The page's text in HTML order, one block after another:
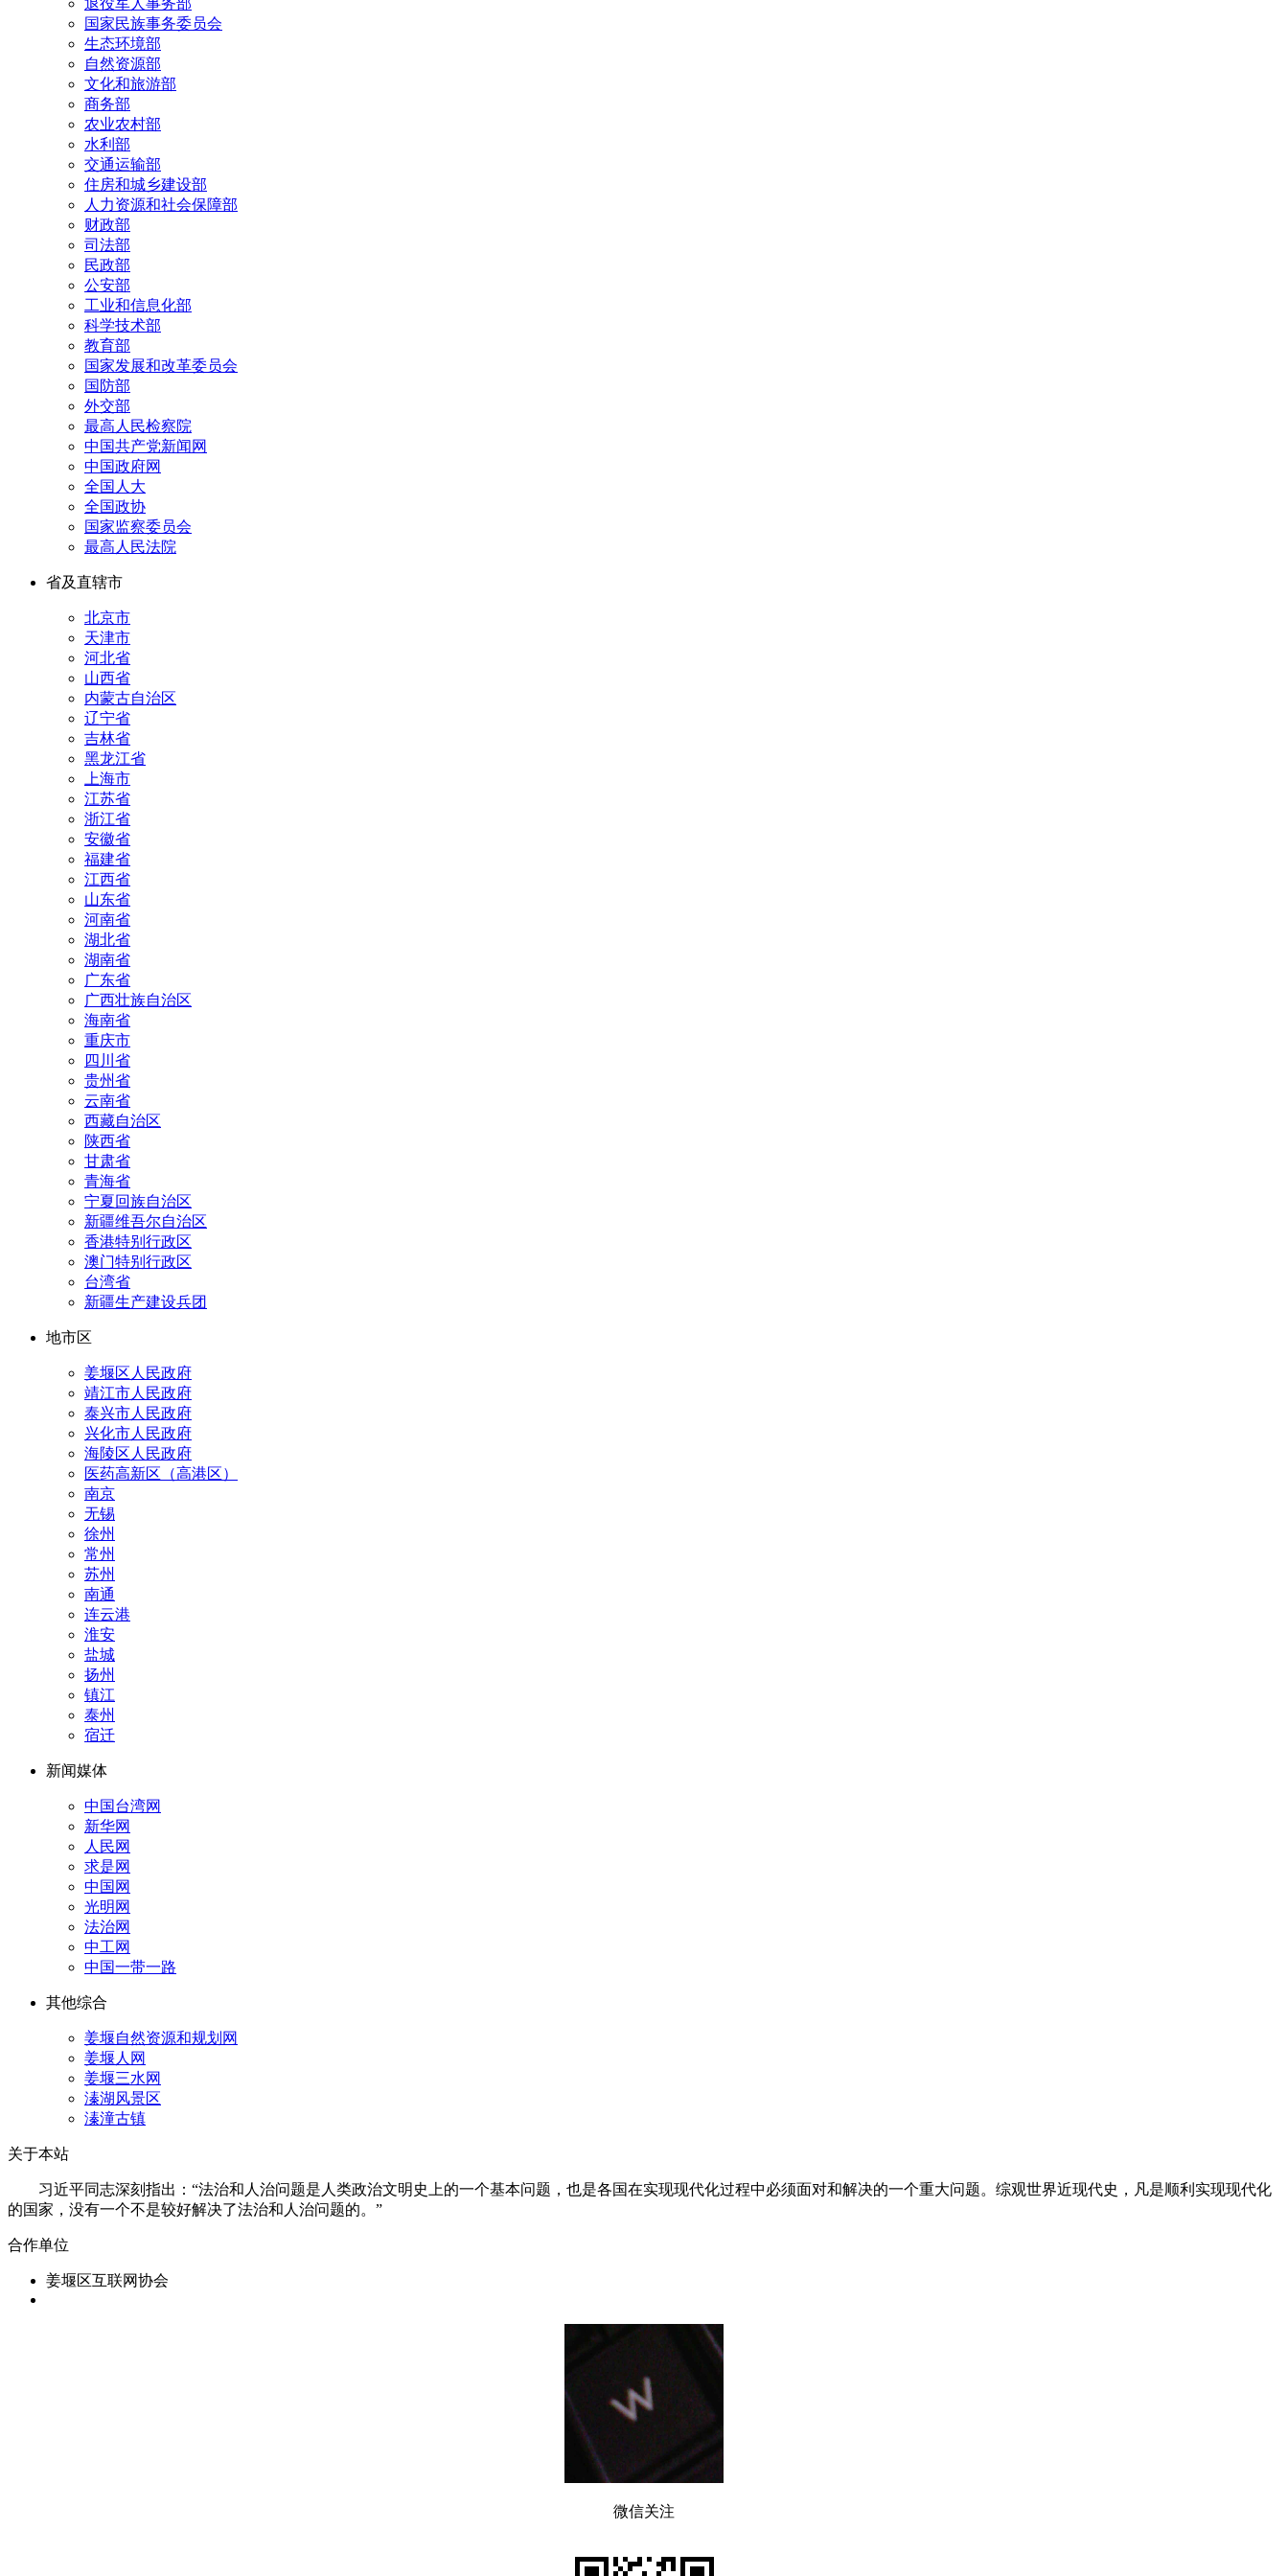
退役军人事务部
国家民族事务委员会
生态环境部
自然资源部
文化和旅游部
商务部
农业农村部
水利部
交通运输部
住房和城乡建设部
人力资源和社会保障部
财政部
司法部
民政部
公安部
工业和信息化部
科学技术部
教育部
国家发展和改革委员会
国防部
外交部
最高人民检察院
中国共产党新闻网
中国政府网
全国人大
全国政协
国家监察委员会
最高人民法院
省及直辖市
北京市
天津市
河北省
山西省
内蒙古自治区
辽宁省
吉林省
黑龙江省
上海市
江苏省
浙江省
安徽省
福建省
江西省
山东省
河南省
湖北省
湖南省
广东省
广西壮族自治区
海南省
重庆市
四川省
贵州省
云南省
西藏自治区
陕西省
甘肃省
青海省
宁夏回族自治区
新疆维吾尔自治区
香港特别行政区
澳门特别行政区
台湾省
新疆生产建设兵团
地市区
姜堰区人民政府
靖江市人民政府
泰兴市人民政府
兴化市人民政府
海陵区人民政府
医药高新区（高港区）
南京
无锡
徐州
常州
苏州
南通
连云港
淮安
盐城
扬州
镇江
泰州
宿迁
新闻媒体
中国台湾网
新华网
人民网
求是网
中国网
光明网
法治网
中工网
中国一带一路
其他综合
姜堰自然资源和规划网
姜堰人网
姜堰三水网
溱湖风景区
溱潼古镇
关于本站
习近平同志深刻指出：“法治和人治问题是人类政治文明史上的一个基本问题，也是各国在实现现代化过程中必须面对和解决的一个重大问题。综观世界近现代史，凡是顺利实现现代化
的国家，没有一个不是较好解决了法治和人治问题的。”
合作单位
姜堰区互联网协会
微信关注